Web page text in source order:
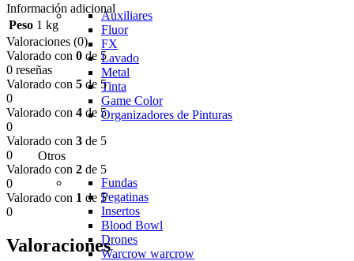
Auxiliares
Fluor
FX
Lavado
Metal
Tinta
Game Color
Organizadores de Pinturas
Otros
Fundas
Pegatinas
Insertos
Blood Bowl
Drones
Warcrow warcrow
Información adicional
Peso 1 kg
Valoraciones (0)
Valorado con 0 de 5
0 reseñas
Valorado con 5 de 5
0
Valorado con 4 de 5
0
Valorado con 3 de 5
0
Valorado con 2 de 5
0
Valorado con 1 de 5
0
Valoraciones